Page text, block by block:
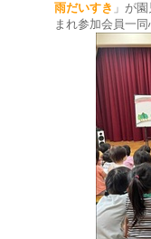
雨だいすき 」が
まれ参加会員一